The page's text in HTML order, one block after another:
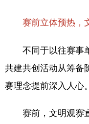
赛前立体预热，
不同于以往赛事单
共建共创活动从筹备
赛理念提前深入人心。
赛前，文明观赛